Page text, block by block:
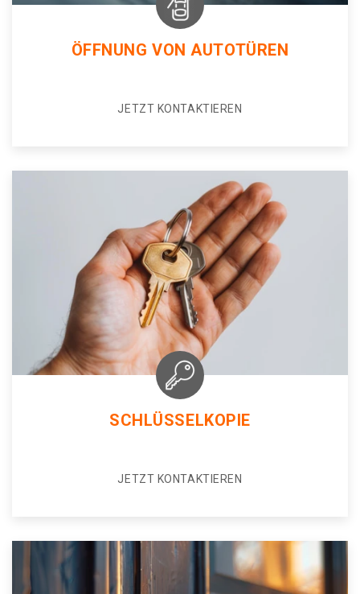
ÖFFNUNG VON AUTOTÜREN
JETZT KONTAKTIEREN
SCHLÜSSELKOPIE
JETZT KONTAKTIEREN